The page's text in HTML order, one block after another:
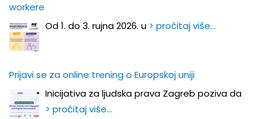
workere
Od 1. do 3. rujna 2026. u > pročitaj više…
Prijavi se za online trening o Europskoj uniji
Inicijativa za ljudska prava Zagreb poziva da
> pročitaj više…